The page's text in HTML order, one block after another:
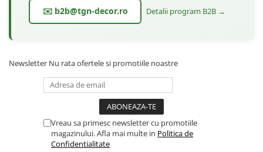
✉️ b2b@tgn-decor.ro Detalii program B2B →
Newsletter Nu rata ofertele si promotiile noastre
Vreau sa primesc newsletter cu promotiile
magazinului. Afla mai multe in Politica de
Confidentialitate